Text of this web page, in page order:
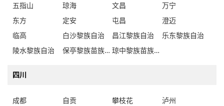
五指山
琼海 文昌
万宁
东方
定安 屯昌
澄迈
临高
白沙黎族自治 昌江黎族自治
乐东黎族自治
陵水黎族自治
保亭黎族苗族自治 琼中黎族苗族自治
四川
成都 自贡 攀枝花
泸州